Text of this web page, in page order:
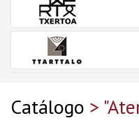
Catálogo >